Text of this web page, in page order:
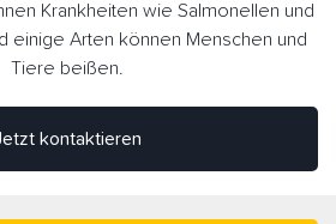
kontaktieren
Krankheiten wie Salmonellen und
einige Arten können Menschen und
Tiere beißen.